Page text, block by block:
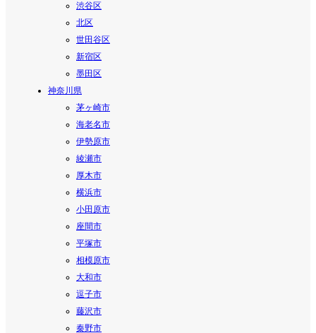
渋谷区
北区
世田谷区
新宿区
墨田区
神奈川県
茅ヶ崎市
海老名市
伊勢原市
綾瀬市
厚木市
横浜市
小田原市
座間市
平塚市
相模原市
大和市
逗子市
藤沢市
秦野市